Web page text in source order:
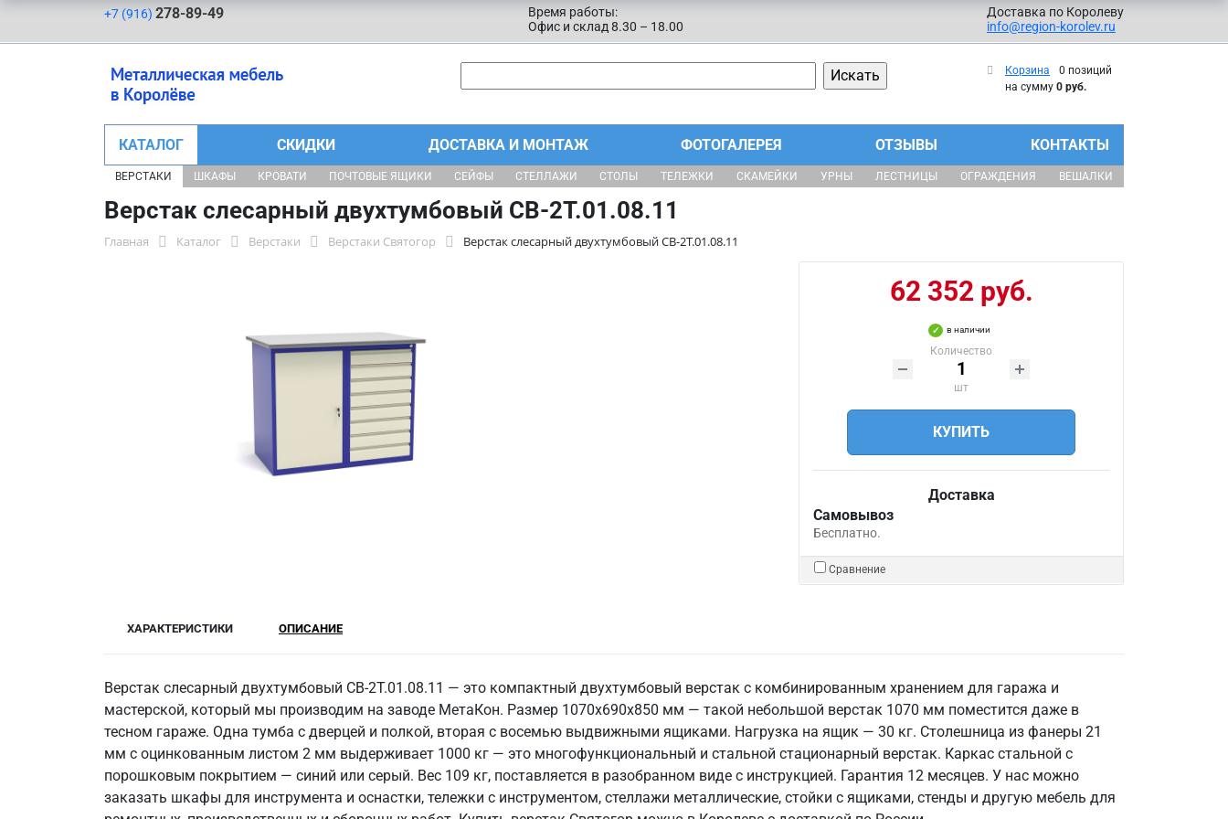
+7 (916) 278-89-49
Время работы:
Офис и склад 8.30 – 18.00
Доставка по Королеву
info@region-korolev.ru
Корзина
0 позиций
на сумму 0 руб.
КАТАЛОГ СКИДКИ ДОСТАВКА И МОНТАЖ ФОТОГАЛЕРЕЯ ОТЗЫВЫ КОНТАКТЫ
ВЕРСТАКИ ШКАФЫ КРОВАТИ ПОЧТОВЫЕ ЯЩИКИ СЕЙФЫ СТЕЛЛАЖИ СТОЛЫ ТЕЛЕЖКИ СКАМЕЙКИ УРНЫ ЛЕСТНИЦЫ ОГРАЖДЕНИЯ ВЕШАЛКИ
Верстак слесарный двухтумбовый СВ-2Т.01.08.11
Главная Каталог Верстаки Верстаки Святогор Верстак слесарный двухтумбовый СВ-2Т.01.08.11
62 352 руб.
в наличии
Количество
шт
КУПИТЬ
Доставка
Самовывоз
Бесплатно.
Сравнение
ХАРАКТЕРИСТИКИ ОПИСАНИЕ
Верстак слесарный двухтумбовый СВ-2Т.01.08.11 — это компактный двухтумбовый верстак с комбинированным хранением для гаража и
мастерской, который мы производим на заводе МетаКон. Размер 1070х690х850 мм — такой небольшой верстак 1070 мм поместится даже в
тесном гараже. Одна тумба с дверцей и полкой, вторая с восемью выдвижными ящиками. Нагрузка на ящик — 30 кг. Столешница из фанеры 21
мм с оцинкованным листом 2 мм выдерживает 1000 кг — это многофункциональный и стальной стационарный верстак. Каркас стальной с
порошковым покрытием — синий или серый. Вес 109 кг, поставляется в разобранном виде с инструкцией. Гарантия 12 месяцев. У нас можно
заказать шкафы для инструмента и оснастки, тележки с инструментом, стеллажи металлические, стойки с ящиками, стенды и другую мебель для